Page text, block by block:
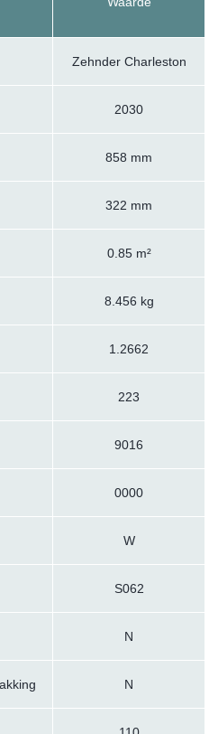
Zehnder Charleston
2030
858 mm
322 mm
0.85 m²
8.456 kg
1.2662
223
9016
0000
W
S062
N
N